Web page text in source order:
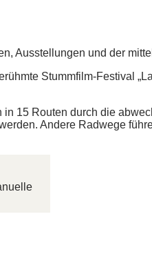
Ausstellungen und der
Stummfilm-Festival
15 Routen durch die
Andere Radwege